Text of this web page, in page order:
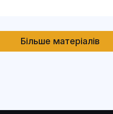
Більше матеріалів